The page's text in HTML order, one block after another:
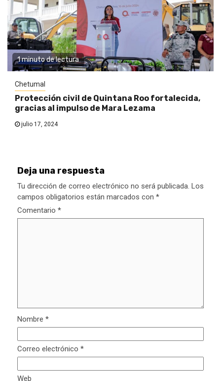
1 minuto de lectura
Chetumal
Protección civil de Quintana Roo fortalecida,
gracias al impulso de Mara Lezama
julio 17, 2024
Deja una respuesta
Tu dirección de correo electrónico no será publicada. Los
campos obligatorios están marcados con *
Comentario *
Nombre *
Correo electrónico *
Web